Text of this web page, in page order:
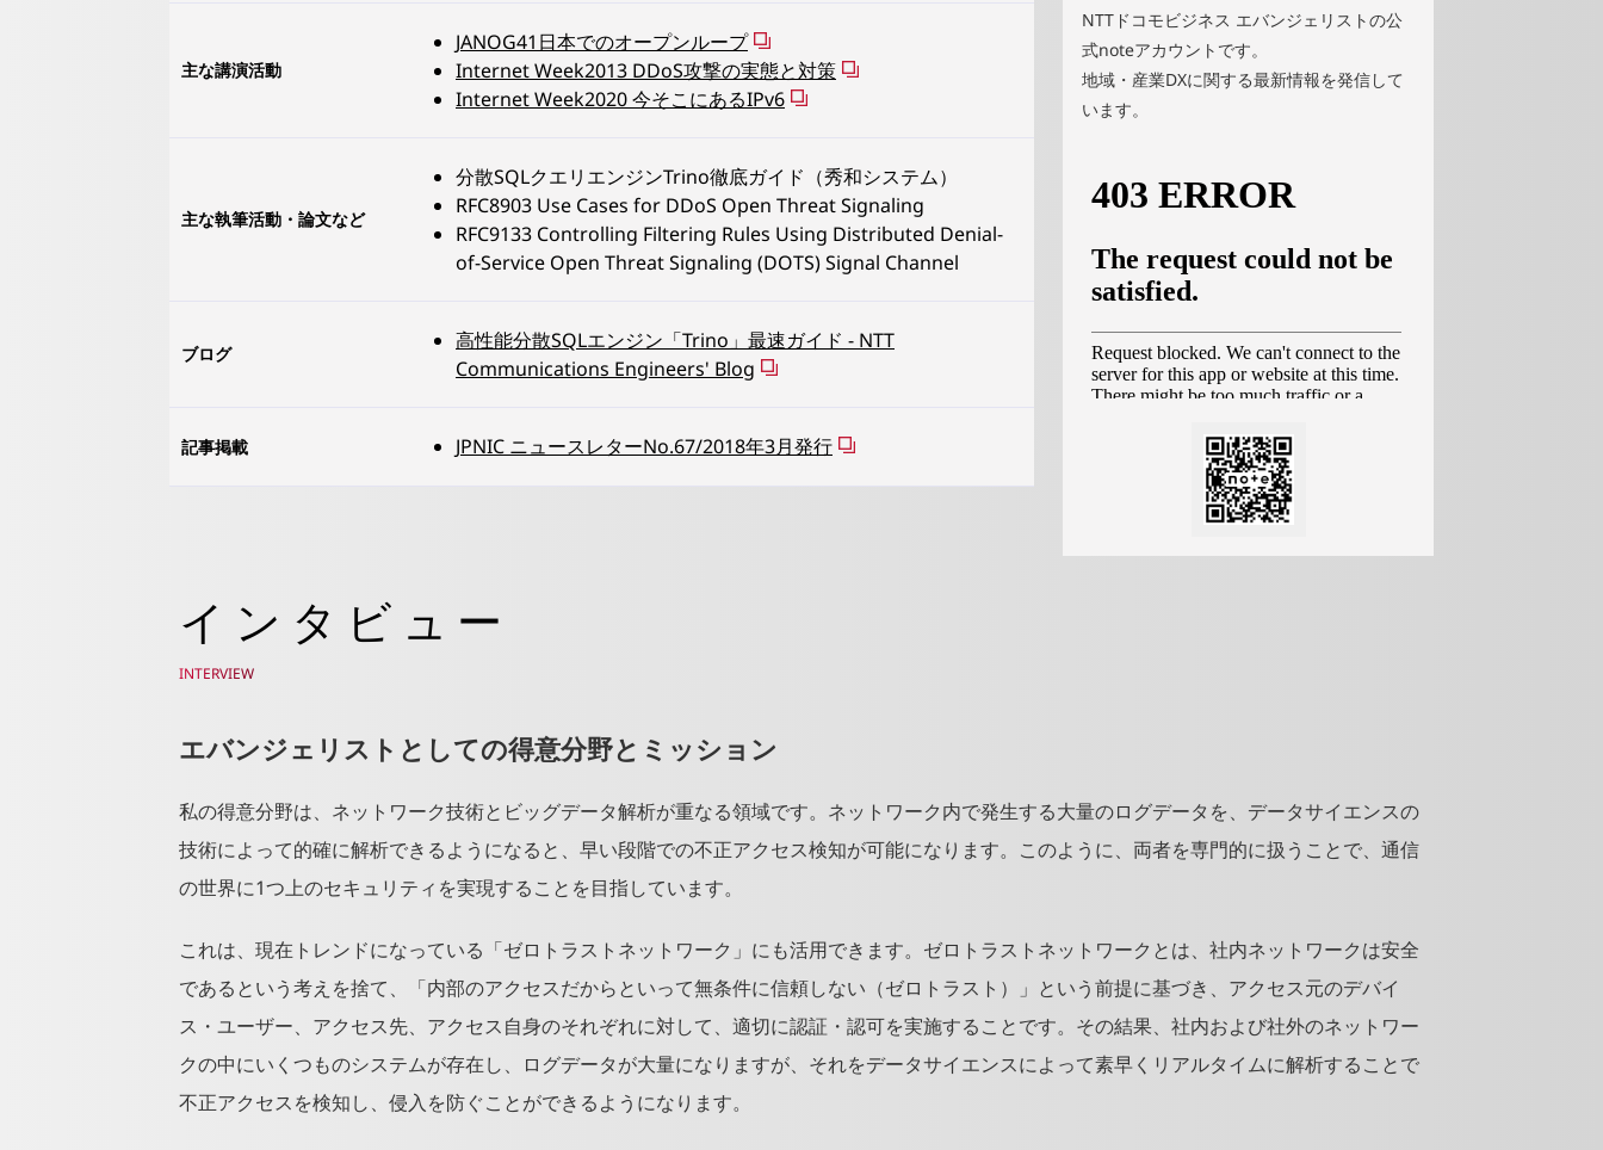
主な講演活動
JANOG41日本でのオープンループ
Internet Week2013 DDoS攻撃の実態と対策
Internet Week2020 今そこにあるIPv6
主な執筆活動・論文など
分散SQLクエリエンジンTrino徹底ガイド（秀和システム）
RFC8903 Use Cases for DDoS Open Threat Signaling
RFC9133 Controlling Filtering Rules Using Distributed Denial-
of-Service Open Threat Signaling (DOTS) Signal Channel
ブログ
高性能分散SQLエンジン「Trino」最速ガイド - NTT
Communications Engineers' Blog
記事掲載 JPNIC ニュースレターNo.67/2018年3月発行
NTTドコモビジネス エバンジェリストの公
式noteアカウントです。
地域・産業DXに関する最新情報を発信して
います。
インタビュー
INTERVIEW
エバンジェリストとしての得意分野とミッション
私の得意分野は、ネットワーク技術とビッグデータ解析が重なる領域です。ネットワーク内で発生する大量のログデータを、データサイエンスの
技術によって的確に解析できるようになると、早い段階での不正アクセス検知が可能になります。このように、両者を専門的に扱うことで、通信
の世界に1つ上のセキュリティを実現することを目指しています。
これは、現在トレンドになっている「ゼロトラストネットワーク」にも活用できます。ゼロトラストネットワークとは、社内ネットワークは安全
であるという考えを捨て、「内部のアクセスだからといって無条件に信頼しない（ゼロトラスト）」という前提に基づき、アクセス元のデバイ
ス・ユーザー、アクセス先、アクセス自身のそれぞれに対して、適切に認証・認可を実施することです。その結果、社内および社外のネットワー
クの中にいくつものシステムが存在し、ログデータが大量になりますが、それをデータサイエンスによって素早くリアルタイムに解析することで
不正アクセスを検知し、侵入を防ぐことができるようになります。